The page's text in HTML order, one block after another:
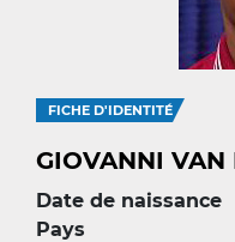
FICHE D'IDENTITÉ
GIOVANNI VAN
Date de naissance
Pays